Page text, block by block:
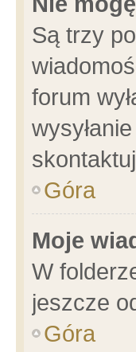
Są trzy
forum
Góra
Moje
W
jeszcze
Góra